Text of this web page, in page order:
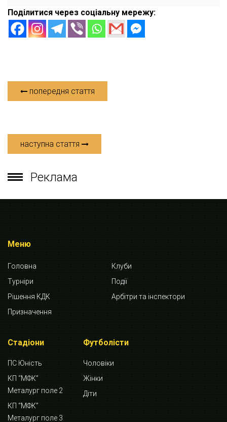
Поділитися через соціальну мережу:
попередня стаття
наступна стаття
Реклама
Меню
Головна
Клуби
Турніри
Події
Рішення КДК
Арбітри та інспектори
Призначення
Стадіони
ПС Юність
КП “МФК”
Металург поле 2
КП “МФК”
Металург поле 3
Футболісти
Чоловіки
Жінки
Діти